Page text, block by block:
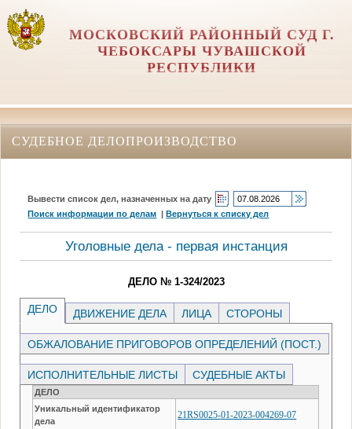
МОСКОВСКИЙ РАЙОННЫЙ СУД Г.
ЧЕБОКСАРЫ ЧУВАШСКОЙ
РЕСПУБЛИКИ
СУДЕБНОЕ ДЕЛОПРОИЗВОДСТВО
Вывести список дел, назначенных на дату
Поиск информации по делам |Вернуться к списку дел
Уголовные дела - первая инстанция
ДЕЛО № 1-324/2023
ДЕЛО ДВИЖЕНИЕ ДЕЛА ЛИЦА СТОРОНЫ
ОБЖАЛОВАНИЕ ПРИГОВОРОВ ОПРЕДЕЛЕНИЙ (ПОСТ.)
ИСПОЛНИТЕЛЬНЫЕ ЛИСТЫ СУДЕБНЫЕ АКТЫ
ДЕЛО
Уникальный идентификатор
дела
21RS0025-01-2023-004269-07